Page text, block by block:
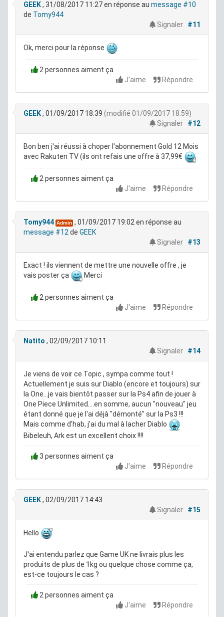
GEEK, 31/08/2017 11:27en réponse au message #10
de Tomy944
Signaler
#11
Ok, merci pour la réponse
2 personnes aiment ça
J'aime
Répondre
GEEK, 01/09/2017 18:39 (modifié 01/09/2017 18:59)
Signaler
#12
Bon ben j'ai réussi à choper l'abonnement Gold 12 Mois
avec Rakuten TV (ils ont refais une offre à 37,99€
2 personnes aiment ça
J'aime
Répondre
Tomy944 Admin , 01/09/2017 19:02en réponse au
message #12de GEEK
Signaler
#13
Exact ! ils viennent de mettre une nouvelle offre , je
vais poster ça
Merci
2 personnes aiment ça
J'aime
Répondre
Natito , 02/09/2017 10:11
Signaler
#14
Je viens de voir ce Topic , sympa comme tout !
Actuellement je suis sur Diablo (encore et toujours) sur
la One...je vais bientôt passer sur la Ps4 afin de jouer à
One Piece Unlimited....en somme, aucun "nouveau" jeu
étant donné que je l'ai déjà "démonté" sur la Ps3 !!!
Mais comme d'hab, j'ai du mal à lacher Diablo
Bibeleuh, Ark est un excellent choix !!!!
3 personnes aiment ça
J'aime
Répondre
GEEK, 02/09/2017 14:43
Signaler
#15
Hello
J'ai entendu parlez que Game UK ne livrais plus les
produits de plus de 1kg ou quelque chose comme ça,
est-ce toujours le cas ?
2 personnes aiment ça
J'aime
Répondre